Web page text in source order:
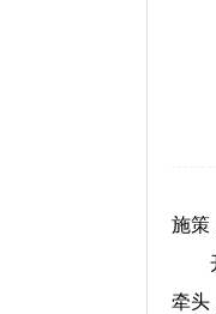
（
施策
开
牵头